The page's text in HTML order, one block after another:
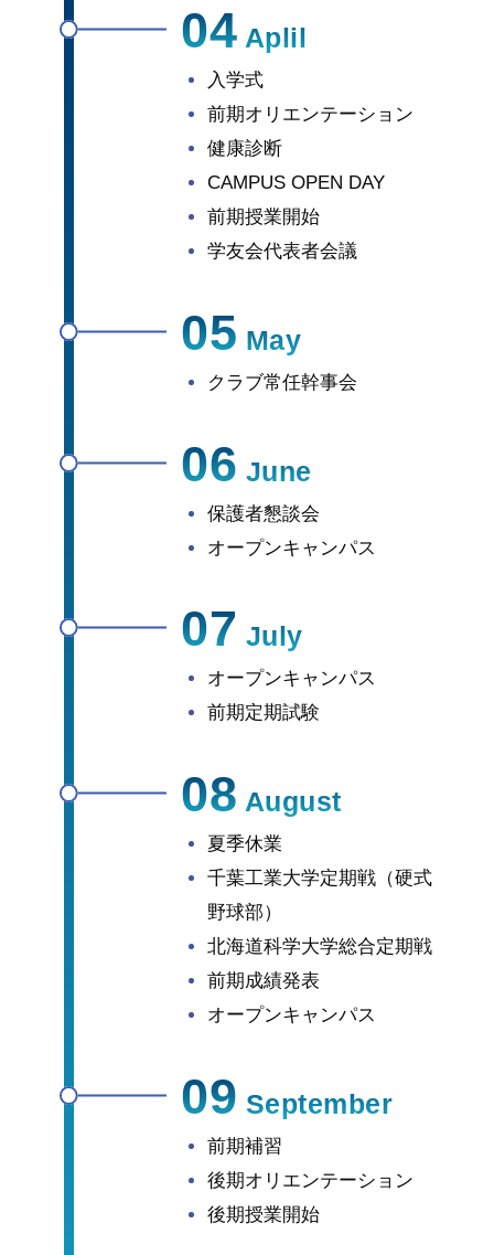
04 Aplil
入学式
前期オリエンテーション
健康診断
CAMPUS OPEN DAY
前期授業開始
学友会代表者会議
05 May
クラブ常任幹事会
06 June
保護者懇談会
オープンキャンパス
07 July
オープンキャンパス
前期定期試験
08 August
夏季休業
千葉工業大学定期戦（硬式
野球部）
北海道科学大学総合定期戦
前期成績発表
オープンキャンパス
09 September
前期補習
後期オリエンテーション
後期授業開始